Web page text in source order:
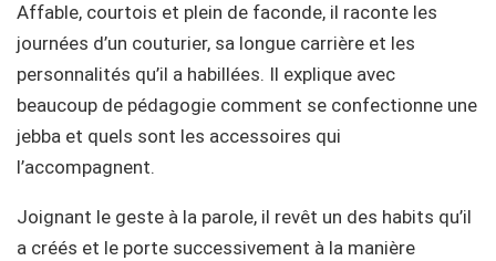
Affable, courtois et plein de faconde, il raconte les
journées d’un couturier, sa longue carrière et les
personnalités qu’il a habillées. Il explique avec
beaucoup de pédagogie comment se confectionne une
jebba et quels sont les accessoires qui
l’accompagnent.
Joignant le geste à la parole, il revêt un des habits qu’il
a créés et le porte successivement à la manière